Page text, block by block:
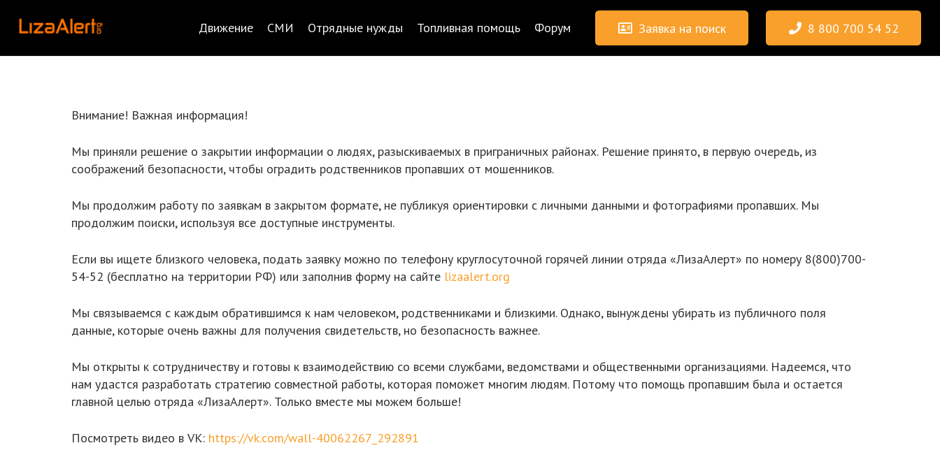
Движение СМИ Отрядные нужды Топливная помощь Форум Заявка на поиск 8 800 700 54 52
Внимание! Важная информация!
Мы приняли решение о закрытии информации о людях, разыскиваемых в приграничных районах. Решение принято, в первую очередь, из
соображений безопасности, чтобы оградить родственников пропавших от мошенников.
Мы продолжим работу по заявкам в закрытом формате, не публикуя ориентировки с личными данными и фотографиями пропавших. Мы
продолжим поиски, используя все доступные инструменты.
Если вы ищете близкого человека, подать заявку можно по телефону круглосуточной горячей линии отряда «ЛизаАлерт» по номеру 8(800)700-
54-52 (бесплатно на территории РФ) или заполнив форму на сайте lizaalert.org
Мы связываемся с каждым обратившимся к нам человеком, родственниками и близкими. Однако, вынуждены убирать из публичного поля
данные, которые очень важны для получения свидетельств, но безопасность важнее.
Мы открыты к сотрудничеству и готовы к взаимодействию со всеми службами, ведомствами и общественными организациями. Надеемся, что
нам удастся разработать стратегию совместной работы, которая поможет многим людям. Потому что помощь пропавшим была и остается
главной целью отряда «ЛизаАлерт». Только вместе мы можем больше!
Посмотреть видео в VK: https://vk.com/wall-40062267_292891